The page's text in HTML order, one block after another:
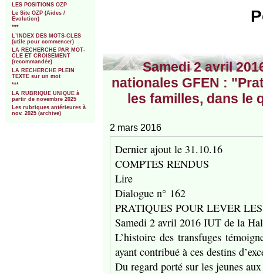
LES POSITIONS OZP
Le Site OZP (Aides /
Evolution)
***
L’INDEX DES MOTS-CLES
(utile pour commencer)
LA RECHERCHE PAR MOT-
CLE ET CROISEMENT
(recommandée)
LA RECHERCHE PLEIN
TEXTE sur un mot
***
LA RUBRIQUE UNIQUE à
partir de novembre 2025
Les rubriques antérieures à
nov. 2025 (archive)
Samedi 2 avril
nationales GFEN :
les familles, dans le
2 mars 2016
Dernier ajout le 31.10.16
COMPTES RENDUS
Lire
Dialogue n° 162
PRATIQUES POUR LEVER
Samedi 2 avril 2016 IUT de la
L’histoire des transfuges
ayant contribué à ces destins
Du regard porté sur les jeunes